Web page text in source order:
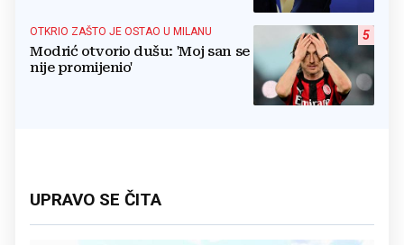
5
OTKRIO ZAŠTO JE OSTAO U MILANU
Modrić otvorio dušu: 'Moj san se
nije promijenio'
UPRAVO SE ČITA